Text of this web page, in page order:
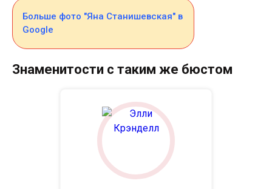
Больше фото "Яна Станишевская" в
Google
Знаменитости с таким же бюстом